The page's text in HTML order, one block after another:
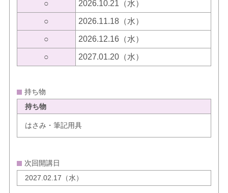
○ 2026.10.21（水）
○ 2026.11.18（水）
○ 2026.12.16（水）
○ 2027.01.20（水）
持ち物
持ち物
はさみ・筆記用具
次回開講日
2027.02.17（水）